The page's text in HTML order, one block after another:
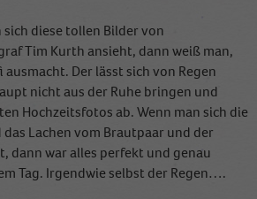
sich diese tollen Bilder von
Tim Kurth ansieht, dann weiß man,
ausmacht. Der lässt sich von Regen
nicht aus der Ruhe bringen und
Hochzeitsfotos ab. Wenn man sich die
Lachen vom Brautpaar und der
dann war alles perfekt und genau
Tag. Irgendwie selbst der Regen….